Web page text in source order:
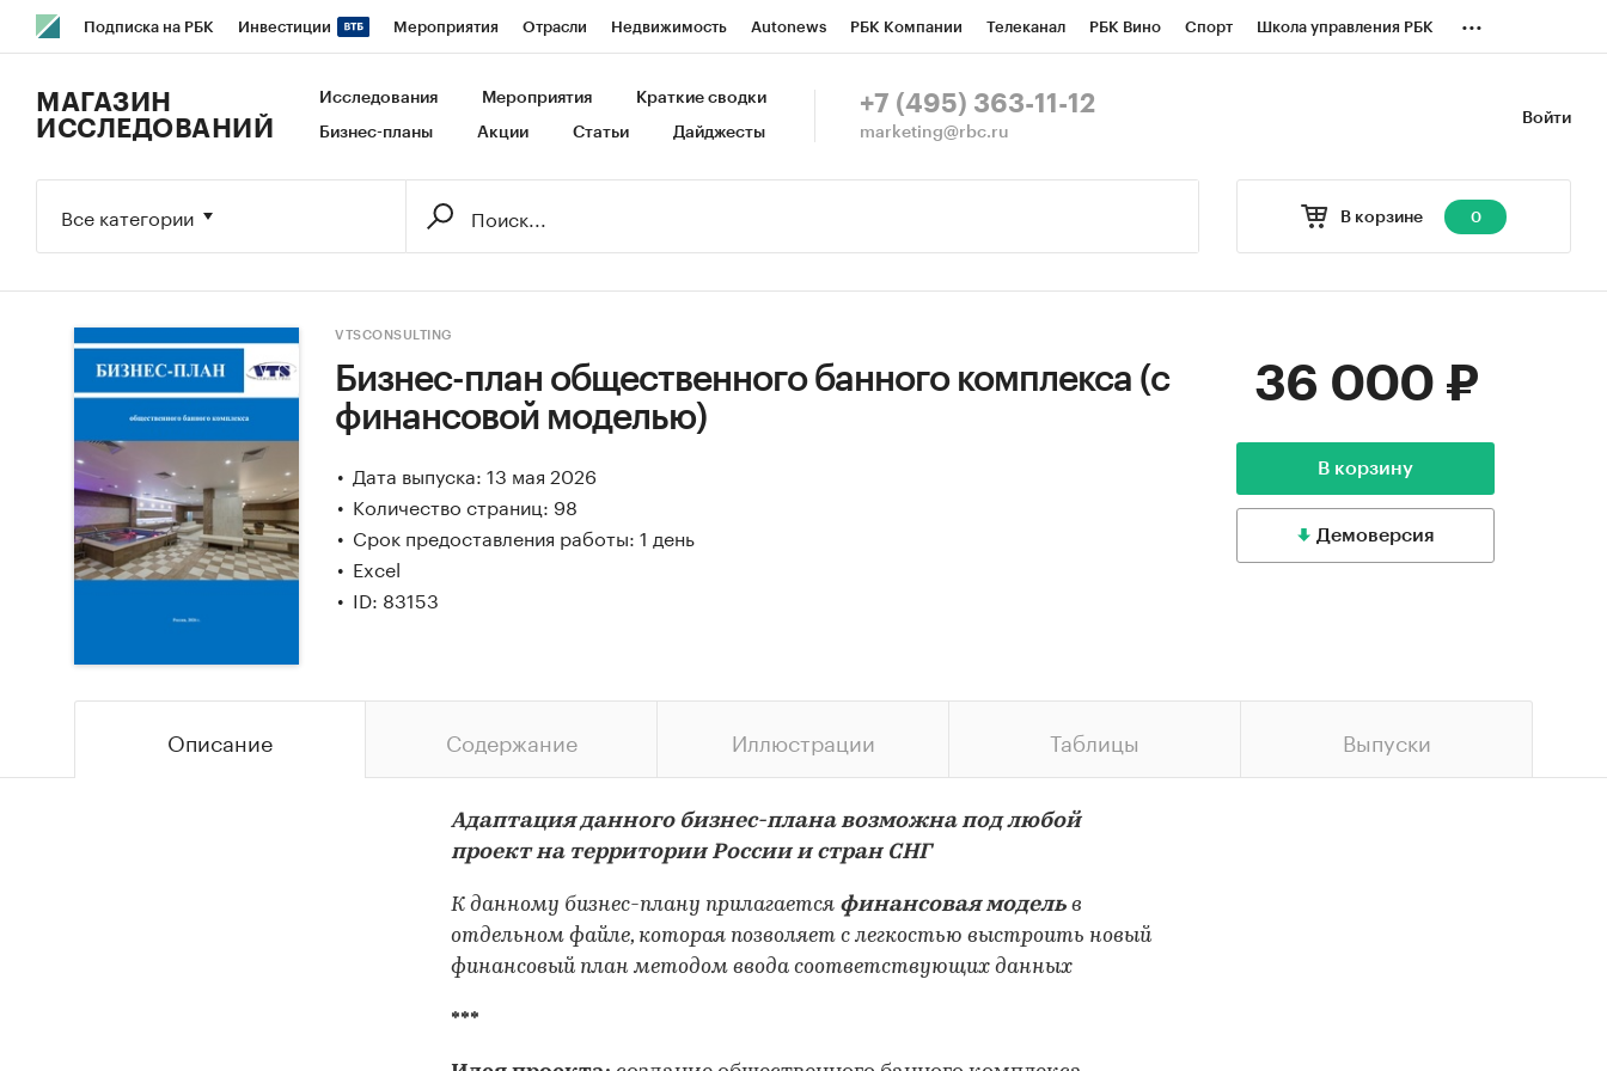
Подписка на РБК Инвестиции Мероприятия Отрасли Недвижимость Autonews РБК Компании Телеканал РБК Вино Спорт Школа управления РБК
Исследования Кредитные рейтинги Франшизы Газета Спецпроекты СПб Конференции СПб Спецпроекты
...
Войти
МАГАЗИН
ИССЛЕДОВАНИЙ
Исследования Мероприятия Краткие сводки
Бизнес-планы Акции Статьи Дайджесты
+7 (495) 363-11-12
marketing@rbc.ru
В корзине 0
Все категории
VTSCONSULTING
Бизнес-план общественного банного комплекса (с
финансовой моделью)
Дата выпуска: 13 мая 2026
Количество страниц: 98
Срок предоставления работы: 1 день
Excel
ID: 83153
36 000 ₽
В корзину
Демоверсия
Описание Содержание Иллюстрации Таблицы Выпуски
Адаптация данного бизнес-плана возможна под любой
проект на территории России и стран СНГ
К данному бизнес-плану прилагается финансовая модель в
отдельном файле, которая позволяет с легкостью выстроить новый
финансовый план методом ввода соответствующих данных
***